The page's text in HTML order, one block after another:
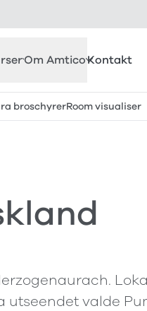
Om AmticoKontakt
broschyrerRoom visualiser
utseendet valde